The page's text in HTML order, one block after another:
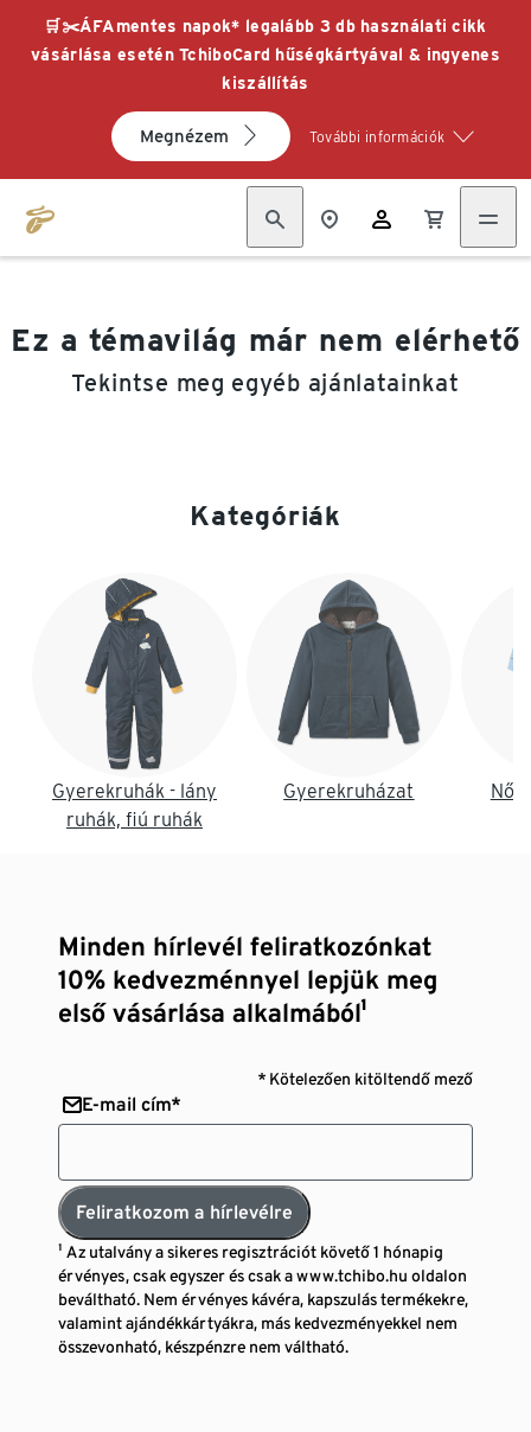
🛒✂️ÁFAmentes napok* legalább 3 db használati cikk
vásárlása esetén TchiboCard hűségkártyával & ingyenes
kiszállítás
Megnézem További információk
Ez a témavilág már nem elérhető
Tekintse meg egyéb ajánlatainkat
Kategóriák
Gyerekruhák - lány
ruhák, fiú ruhák
Gyerekruházat Női
Minden hírlevél feliratkozónkat
10% kedvezménnyel lepjük meg
első vásárlása alkalmából¹
* Kötelezően kitöltendő mező
E-mail cím*
Feliratkozom a hírlevélre
¹ Az utalvány a sikeres regisztrációt követő 1 hónapig
érvényes, csak egyszer és csak a www.tchibo.hu oldalon
beváltható. Nem érvényes kávéra, kapszulás termékekre,
valamint ajándékkártyákra, más kedvezményekkel nem
összevonható, készpénzre nem váltható.